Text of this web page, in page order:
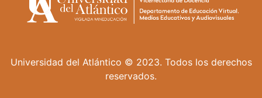
Universidad del Atlántico © 2023. Todos los derechos
reservados.